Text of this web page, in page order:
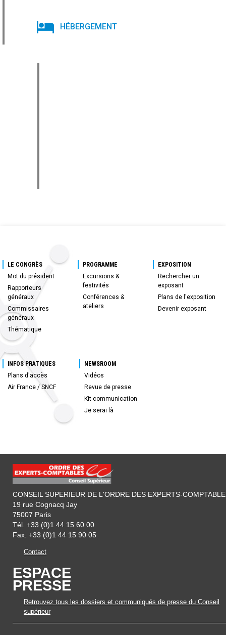
HÉBERGEMENT
LE CONGRÈS
Mot du président
Rapporteurs
généraux
Commissaires
généraux
Thématique
PROGRAMME
Excursions &
festivités
Conférences &
ateliers
EXPOSITION
Rechercher un
exposant
Plans de l'exposition
Devenir exposant
INFOS PRATIQUES
Plans d'accès
Air France / SNCF
NEWSROOM
Vidéos
Revue de presse
Kit communication
Je serai là
CONSEIL SUPERIEUR DE L'ORDRE DES EXPERTS-
19 rue Cognacq Jay
75007 Paris
Tél. +33 (0)1 44 15 60 00
Fax. +33 (0)1 44 15 90 05
Contact
ESPACE
PRESSE
Retrouvez tous les dossiers et communiqués de presse du Conseil
supérieur